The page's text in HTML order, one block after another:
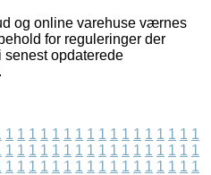
og online varehuse værnes
for reguleringer der
opdaterede
1 1 1 1 1 1 1 1 1 1 1 1 1 1 1 1 1
1 1 1 1 1 1 1 1 1 1 1 1 1 1 1 1 1
1 1 1 1 1 1 1 1 1 1 1 1 1 1 1 1 1